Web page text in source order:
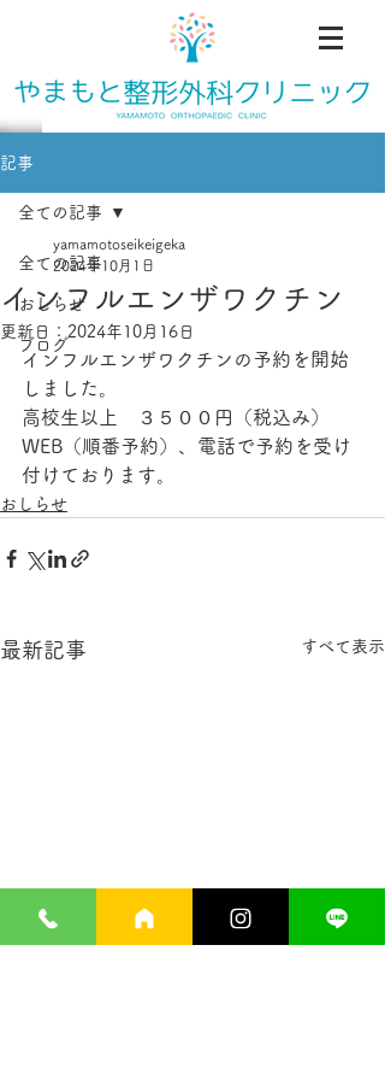
記事
全ての記事
おしらせ
ブログ
全ての記事
インフルエンザワクチン
yamamotoseikeigeka
2024年10月1日
更新日： 2024年10月16日
インフルエンザワクチンの予約を開始
しました。
高校生以上　３５００円（税込み）
WEB（順番予約）、電話で予約を受け
付けております。
おしらせ
最新記事 すべて表示